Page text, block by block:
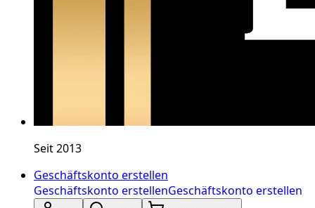
Seit 2013
Geschäftskonto erstellen
Geschäftskonto erstellenGeschäftskonto erstellen